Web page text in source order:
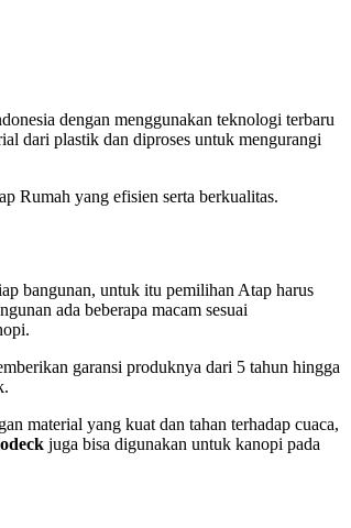
dengan menggunakan teknologi terbaru
dari plastik dan diproses untuk mengurangi
Rumah yang efisien serta berkualitas.
bangunan, untuk itu pemilihan Atap harus
ada beberapa macam sesuai
garansi produknya dari 5 tahun hingga
material yang kuat dan tahan terhadap cuaca,
juga bisa digunakan untuk kanopi pada